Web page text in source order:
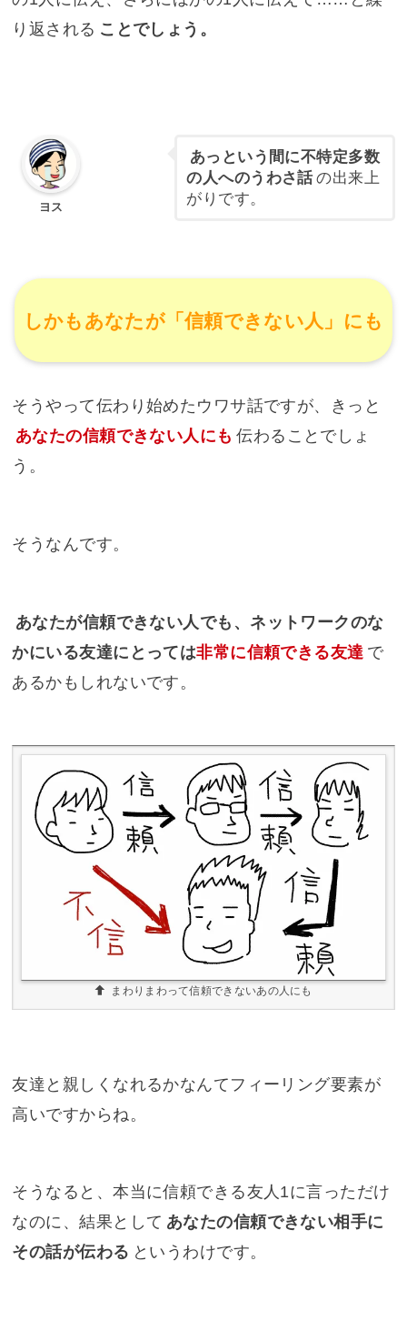
り返される ことでしょう。
ヨス
あっという間に不特定多数
の人へのうわさ話の出来上
がりです。
しかもあなたが「信頼できない人」にも
そうやって伝わり始めたウワサ話ですが、きっと
あなたの信頼できない人にも 伝わることでしょ
う。
そうなんです。
あなたが信頼できない人でも、ネットワークのな
かにいる友達にとっては非常に信頼できる友達 で
あるかもしれないです。
まわりまわって信頼できないあの人にも
友達と親しくなれるかなんてフィーリング要素が
高いですからね。
そうなると、本当に信頼できる友人1に言っただけ
なのに、結果として あなたの信頼できない相手に
その話が伝わる というわけです。